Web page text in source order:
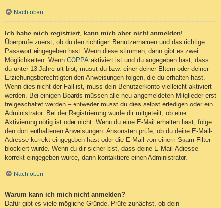
Nach oben
Ich habe mich registriert, kann mich aber nicht anmelden!
Überprüfe zuerst, ob du den richtigen Benutzernamen und das richtige
Passwort eingegeben hast. Wenn diese stimmen, dann gibt es zwei
Möglichkeiten. Wenn COPPA aktiviert ist und du angegeben hast, dass
du unter 13 Jahre alt bist, musst du bzw. einer deiner Eltern oder deiner
Erziehungsberechtigten den Anweisungen folgen, die du erhalten hast.
Wenn dies nicht der Fall ist, muss dein Benutzerkonto vielleicht aktiviert
werden. Bei einigen Boards müssen alle neu angemeldeten Mitglieder erst
freigeschaltet werden – entweder musst du dies selbst erledigen oder ein
Administrator. Bei der Registrierung wurde dir mitgeteilt, ob eine
Aktivierung nötig ist oder nicht. Wenn du eine E-Mail erhalten hast, folge
den dort enthaltenen Anweisungen. Ansonsten prüfe, ob du deine E-Mail-
Adresse korrekt eingegeben hast oder die E-Mail von einem Spam-Filter
blockiert wurde. Wenn du dir sicher bist, dass deine E-Mail-Adresse
korrekt eingegeben wurde, dann kontaktiere einen Administrator.
Nach oben
Warum kann ich mich nicht anmelden?
Dafür gibt es viele mögliche Gründe. Prüfe zunächst, ob dein